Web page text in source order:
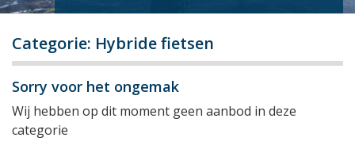
Categorie: Hybride fietsen
Sorry voor het ongemak
Wij hebben op dit moment geen aanbod in deze
categorie